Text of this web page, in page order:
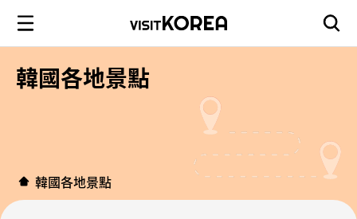
韓國各地景點
韓國各地景點